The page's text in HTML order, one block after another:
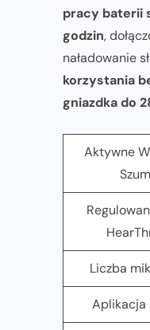
pracy baterii
godzin,
naładowanie
korzystania
gniazdka do
Aktywne
Liczba
Aplikacja